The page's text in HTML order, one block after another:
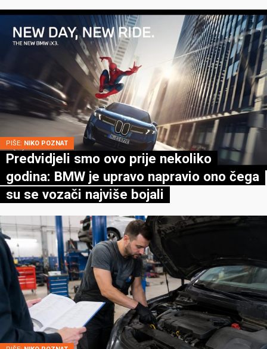
PIŠE: NIKO POZNAT
Predvidjeli smo ovo prije nekoliko
godina: BMW je upravo napravio ono čega
su se vozači najviše bojali